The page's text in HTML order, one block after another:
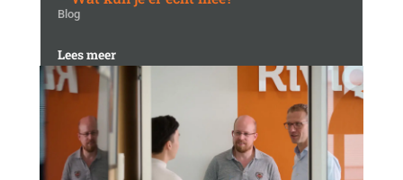
Blog
Lees meer